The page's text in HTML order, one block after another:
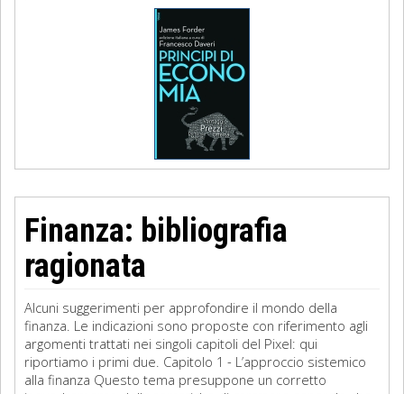
Finanza: bibliografia
ragionata
Alcuni suggerimenti per approfondire il mondo della
finanza. Le indicazioni sono proposte con riferimento agli
argomenti trattati nei singoli capitoli del Pixel: qui
riportiamo i primi due. Capitolo 1 - L’approccio sistemico
alla finanza Questo tema presuppone un corretto